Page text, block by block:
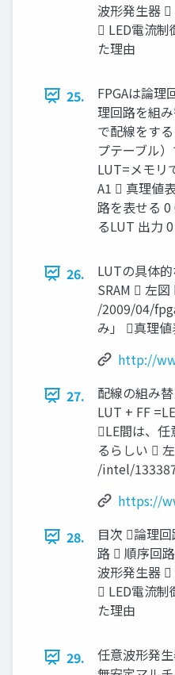
波形発生器
 LED電流制
た理由
25.
FPGAは論理
理回路を組
で配線をす
プテーブル
LUT=メモリ
A1  真理値
路を表せる
るLUT 出力
26.
LUTの具体
SRAM  左
/2009/04/
み」 真理
http://
27.
配線の組み
LUT + FF
LE間は、
るらしい 
/intel/
https://
28.
目次 論理
路  順序回
波形発生器
 LED電流制
た理由
29.
任意波形発